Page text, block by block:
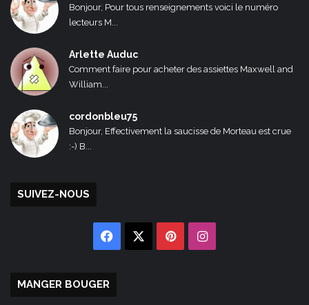
Bonjour, Pour tous renseignements voici le numéro
lecteurs M...
Arlette Auduc
Comment faire pour acheter des assiettes Maxwell and
William...
cordonbleu75
Bonjour, Effectivement la saucisse de Morteau est crue
:-) B...
SUIVEZ-NOUS
Facebook PinterestInstagram
MANGER BOUGER